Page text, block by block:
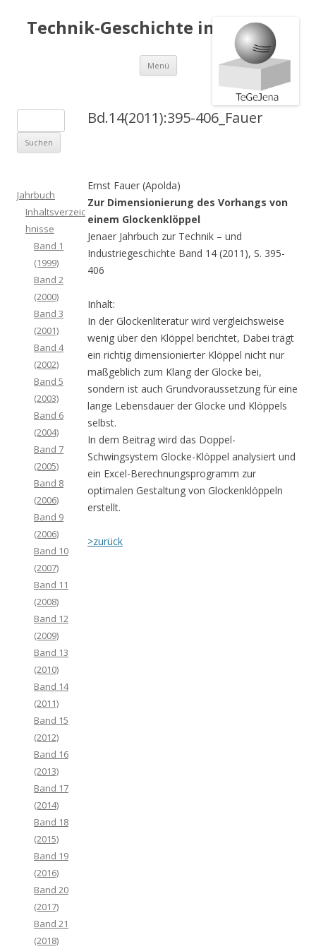
Technik-Geschichte in Jena e.V.
Menü Springe
Inhalt
Bd.14(2011):395-406_Fauer
Ernst Fauer (Apolda)
Zur Dimensionierung des Vorhangs von
einem Glockenklöppel
Jenaer Jahrbuch zur Technik – und
Industriegeschichte Band 14 (2011), S. 395-
406
Inhalt:
In der Glockenliteratur wird vergleichsweise
wenig über den Klöppel berichtet, Dabei trägt
ein richtig dimensionierter Klöppel nicht nur
maßgeblich zum Klang der Glocke bei,
sondern ist auch Grundvoraussetzung für eine
lange Lebensdauer der Glocke und Klöppels
selbst.
In dem Beitrag wird das Doppel-
Schwingsystem Glocke-Klöppel analysiert und
ein Excel-Berechnungsprogramm zur
optimalen Gestaltung von Glockenklöppeln
erstellt.
>zurück
u
c
n
Jahrbuch
Inhaltsverzeic
hnisse
Band 1
(1999)
Band 2
(2000)
Band 3
(2001)
Band 4
(2002)
Band 5
(2003)
Band 6
(2004)
Band 7
(2005)
Band 8
(2006)
Band 9
(2006)
Band 10
(2007)
Band 11
(2008)
Band 12
(2009)
Band 13
(2010)
Band 14
(2011)
Band 15
(2012)
Band 16
(2013)
Band 17
(2014)
Band 18
(2015)
Band 19
(2016)
Band 20
(2017)
Band 21
(2018)